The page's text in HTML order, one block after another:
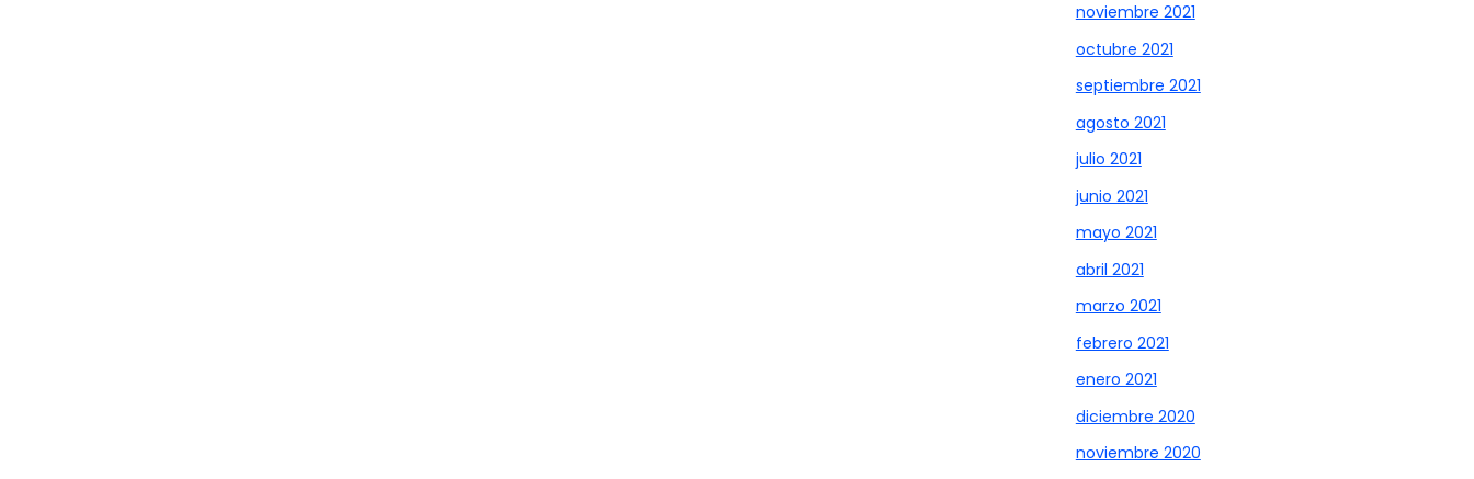
noviembre 2021
octubre 2021
septiembre 2021
agosto 2021
julio 2021
junio 2021
mayo 2021
abril 2021
marzo 2021
febrero 2021
enero 2021
diciembre 2020
noviembre 2020